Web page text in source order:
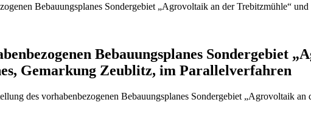
Bebauungsplanes Sondergebiet „Agrovoltaik an der Trebitzmühle“
Bebauungsplanes Sondergebiet
Gemarkung Zeublitz, im Parallelverfahren
des vorhabenbezogenen Bebauungsplanes Sondergebiet „Agrovoltaik